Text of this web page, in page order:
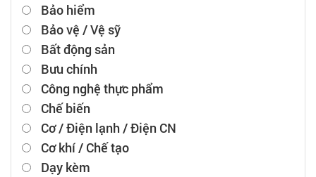
Bảo hiểm
Bảo vệ / Vệ sỹ
Bất động sản
Bưu chính
Công nghệ thực phẩm
Chế biến
Cơ / Điện lạnh / Điện CN
Cơ khí / Chế tạo
Dạy kèm